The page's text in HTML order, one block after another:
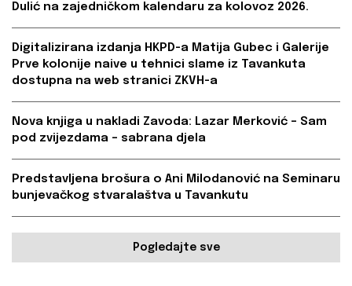
Dulić na zajedničkom kalendaru za kolovoz 2026.
Digitalizirana izdanja HKPD-a Matija Gubec i Galerije
Prve kolonije naive u tehnici slame iz Tavankuta
dostupna na web stranici ZKVH-a
Nova knjiga u nakladi Zavoda: Lazar Merković – Sam
pod zvijezdama – sabrana djela
Predstavljena brošura o Ani Milodanović na Seminaru
bunjevačkog stvaralaštva u Tavankutu
Pogledajte sve